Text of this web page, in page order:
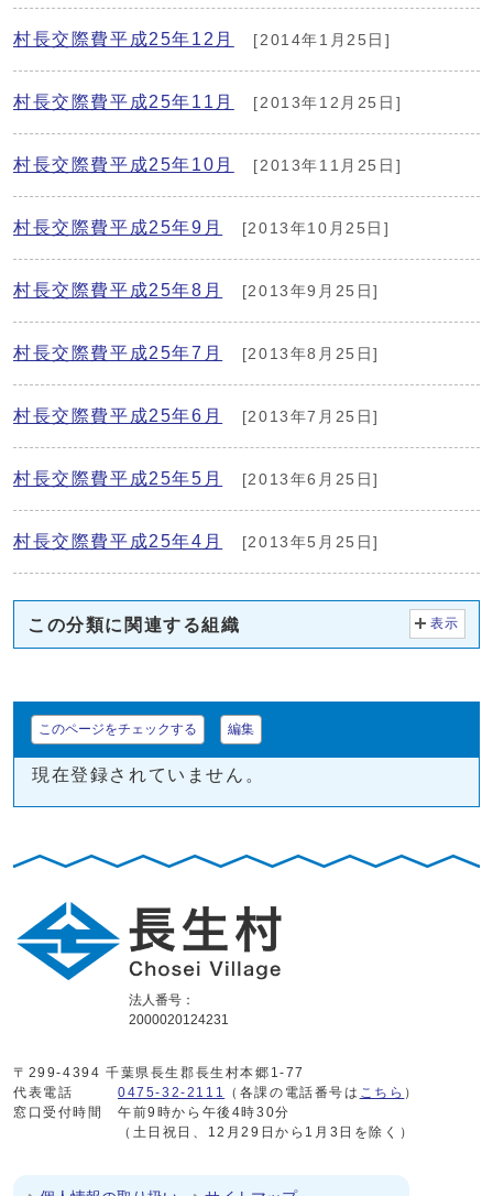
村長交際費平成25年12月 [2014年1月25日]
村長交際費平成25年11月 [2013年12月25日]
村長交際費平成25年10月 [2013年11月25日]
村長交際費平成25年9月 [2013年10月25日]
村長交際費平成25年8月 [2013年9月25日]
村長交際費平成25年7月 [2013年8月25日]
村長交際費平成25年6月 [2013年7月25日]
村長交際費平成25年5月 [2013年6月25日]
村長交際費平成25年4月 [2013年5月25日]
この分類に関連する組織 表示
このページをチェックする 編集
現在登録されていません。
法人番号：
2000020124231
〒299-4394 千葉県長生郡長生村本郷1-77
代表電話
0475-32-2111 （各課の電話番号は こちら ）
窓口受付時間
午前9時から午後4時30分
（土日祝日、12月29日から1月3日を除く）